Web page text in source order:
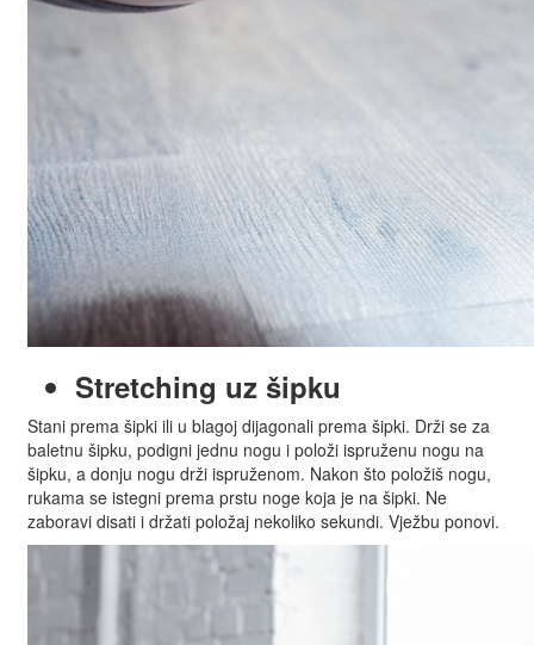
Stretching uz šipku
Stani prema šipki ili u blagoj dijagonali prema šipki. Drži se za
baletnu šipku, podigni jednu nogu i položi ispruženu nogu na
šipku, a donju nogu drži ispruženom. Nakon što položiš nogu,
rukama se istegni prema prstu noge koja je na šipki. Ne
zaboravi disati i držati položaj nekoliko sekundi. Vježbu ponovi.